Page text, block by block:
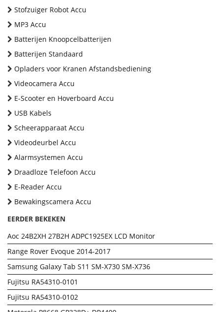
Stofzuiger Robot Accu
MP3 Accu
Batterijen Knoopcelbatterijen
Batterijen Standaard
Opladers voor Kranen Afstandsbediening
Videocamera Accu
E-Scooter en Hoverboard Accu
USB Kabels
Scheerapparaat Accu
Videodeurbel Accu
Alarmsystemen Accu
Draadloze Telefoon Accu
E-Reader Accu
Bewakingscamera Accu
EERDER BEKEKEN
Aoc 24B2XH 27B2H ADPC1925EX LCD Monitor
Range Rover Evoque 2014-2017
Samsung Galaxy Tab S11 SM-X730 SM-X736
Fujitsu RA54310-0101
Fujitsu RA54310-0102